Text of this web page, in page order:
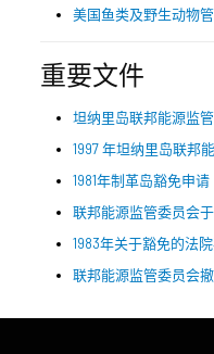
美国鱼类及野生动物
重要文件
坦纳里岛联邦能源监
1997 年坦纳里岛联邦
1981年制革岛豁免申请
联邦能源监管委员会
1983年关于豁免的法
联邦能源监管委员会